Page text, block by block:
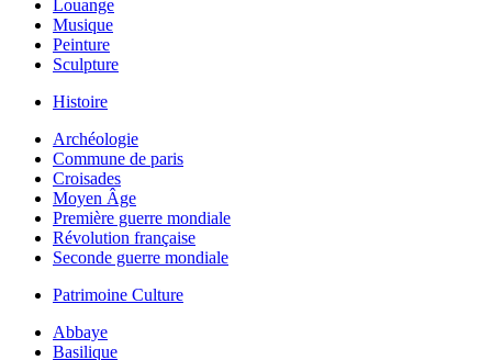
Louange
Musique
Peinture
Sculpture
Histoire
Archéologie
Commune de paris
Croisades
Moyen Âge
Première guerre mondiale
Révolution française
Seconde guerre mondiale
Patrimoine Culture
Abbaye
Basilique